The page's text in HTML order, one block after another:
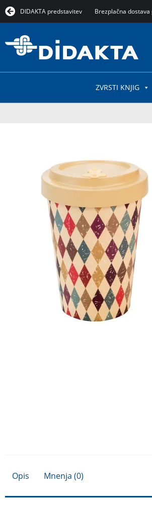
DIDAKTA predstavitev Brezplačna
ZVRSTI KNJIG
Opis Mnenja (0)